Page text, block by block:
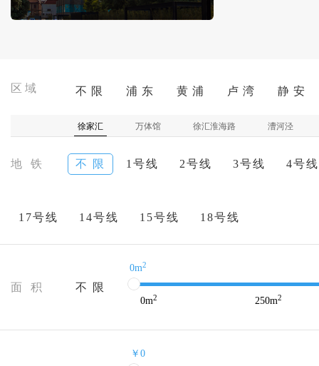
区域 不 限 浦 东 黄 浦 卢 湾 静 安
徐家汇 万体馆 徐汇淮海路 漕河泾
地 铁 不 限 1号线 2号线 3号线 4号线
17号线 14号线 15号线 18号线
面 积 不 限
0m2
0m2 250m2
￥0